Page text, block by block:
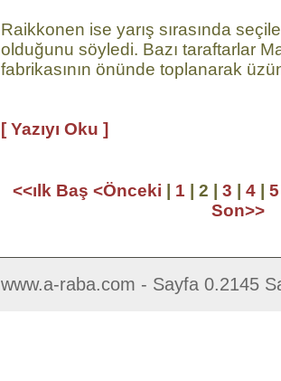
Raikkonen ise yarış sırasında
olduğunu söyledi. Bazı taraftarlar
fabrikasının önünde toplanarak
[ Yazıyı Oku ]
<<ılk Baş <Önceki 1 | 2 | 3 4| 5
Son>>
www.a-raba.com - Sayfa 0.2145